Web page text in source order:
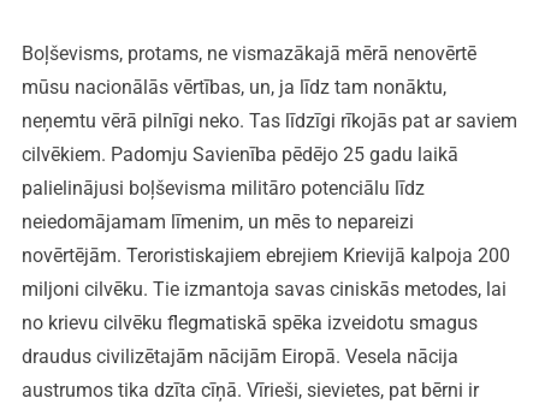
Boļševisms, protams, ne vismazākajā mērā nenovērtē
mūsu nacionālās vērtības, un, ja līdz tam nonāktu,
neņemtu vērā pilnīgi neko. Tas līdzīgi rīkojās pat ar saviem
cilvēkiem. Padomju Savienība pēdējo 25 gadu laikā
palielinājusi boļševisma militāro potenciālu līdz
neiedomājamam līmenim, un mēs to nepareizi
novērtējām. Teroristiskajiem ebrejiem Krievijā kalpoja 200
miljoni cilvēku. Tie izmantoja savas ciniskās metodes, lai
no krievu cilvēku flegmatiskā spēka izveidotu smagus
draudus civilizētajām nācijām Eiropā. Vesela nācija
austrumos tika dzīta cīņā. Vīrieši, sievietes, pat bērni ir